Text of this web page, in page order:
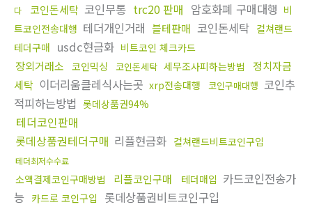
다
코인돈세탁 코인무통 trc20 판매 암호화폐 구매대행 비
트코인전송대행 테더개인거래 블테판매 코인돈세탁 컬쳐랜드
테더구매 usdc현금화 비트코인 체크카드
장외거래소 코인믹싱 코인돈세탁 세무조사피하는방법
정치자금
세탁 이더리움클레식사는곳 xrp전송대행 코인구매대행 코인추
적피하는방법 롯데상품권94%
테더코인판매
롯데상품권테더구매 리플현금화 컬쳐랜드비트코인구입
테더최저수수료
소액결제코인구매방법 리플코인구매 테더매입 카드코인전송가
능 카드로 코인구입 롯데상품권비트코인구입